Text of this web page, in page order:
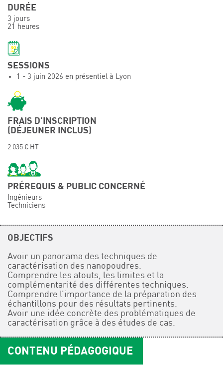
Événements
Contacts
DURÉE
3 jours
21 heures
SESSIONS
1 - 3 juin 2026 en présentiel à Lyon
FRAIS D’INSCRIPTION
(DÉJEUNER INCLUS)
2 035 € HT
PRÉREQUIS & PUBLIC CONCERNÉ
Ingénieurs
Techniciens
OBJECTIFS
Avoir un panorama des techniques de
caractérisation des nanopoudres.
Comprendre les atouts, les limites et la
complémentarité des différentes techniques.
Comprendre l’importance de la préparation des
échantillons pour des résultats pertinents.
Avoir une idée concrète des problématiques de
caractérisation grâce à des études de cas.
CONTENU PÉDAGOGIQUE